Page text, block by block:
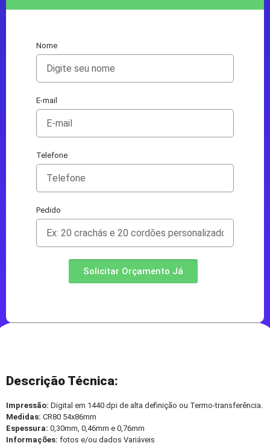
Nome
E-mail
Telefone
Pedido
Solicitar Orçamento Já
Descrição Técnica:
Impressão: Digital em 1440 dpi de alta definição ou Termo-transferência.
Medidas: CR80 54x86mm
Espessura: 0,30mm, 0,46mm e 0,76mm
Informações: fotos e/ou dados Variáveis